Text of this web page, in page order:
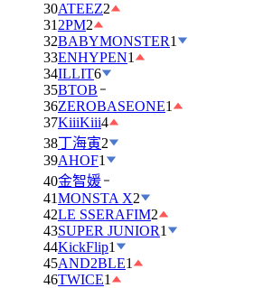
30ATEEZ2
31 2PM2
32BABYMONSTER1
33ENHYPEN1
34ILLIT6
35BTOB
36ZEROBASEONE1
37KiiiKiii4
38丁海寅2
39AHOF1
40金智媛
41MONSTA X2
42LE SSERAFIM2
43SUPER JUNIOR1
44KickFlip1
45AND2BLE1
46TWICE1